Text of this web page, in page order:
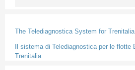
The Telediagnostica System for
Il sistema di Telediagnostica per le flotte
Trenitalia